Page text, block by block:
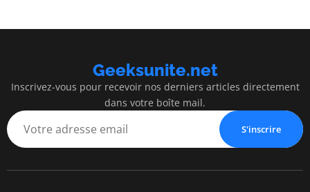
Geeksunite.net
Inscrivez-vous pour recevoir nos derniers articles directement
dans votre boîte mail.
S'inscrire